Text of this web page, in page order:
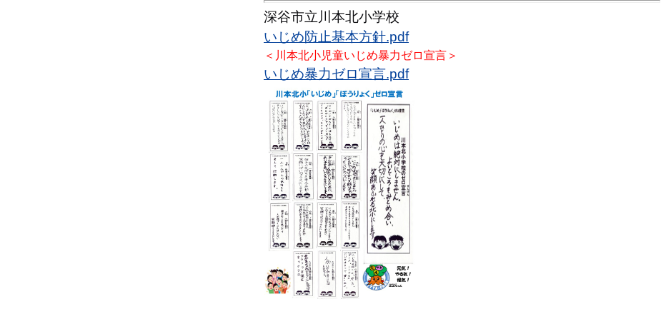
深谷市立川本北小学校
いじめ防止基本方針.pdf
＜川本北小児童いじめ暴力ゼロ宣言＞
いじめ暴力ゼロ宣言.pdf